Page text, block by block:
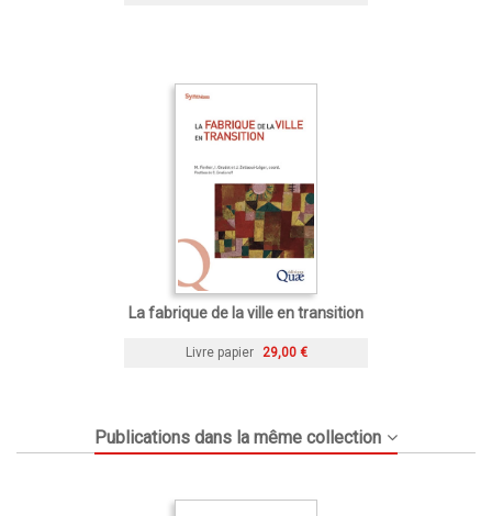
La fabrique de la ville en transition
Livre papier 29,00 €
Publications dans la même collection